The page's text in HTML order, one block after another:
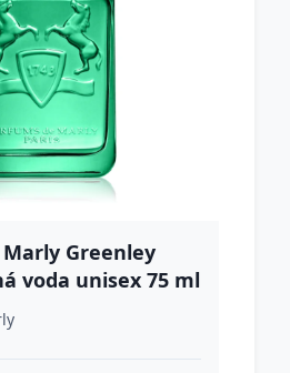
Greenley
voda unisex 75 ml